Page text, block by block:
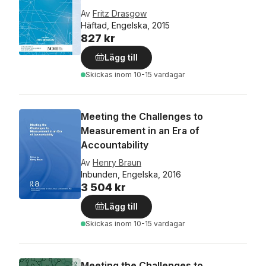
Av Fritz Drasgow
Häftad, Engelska, 2015
827 kr
Lägg till
Skickas inom 10-15 vardagar
Meeting the Challenges to
Measurement in an Era of
Accountability
Av Henry Braun
Inbunden, Engelska, 2016
3 504 kr
Lägg till
Skickas inom 10-15 vardagar